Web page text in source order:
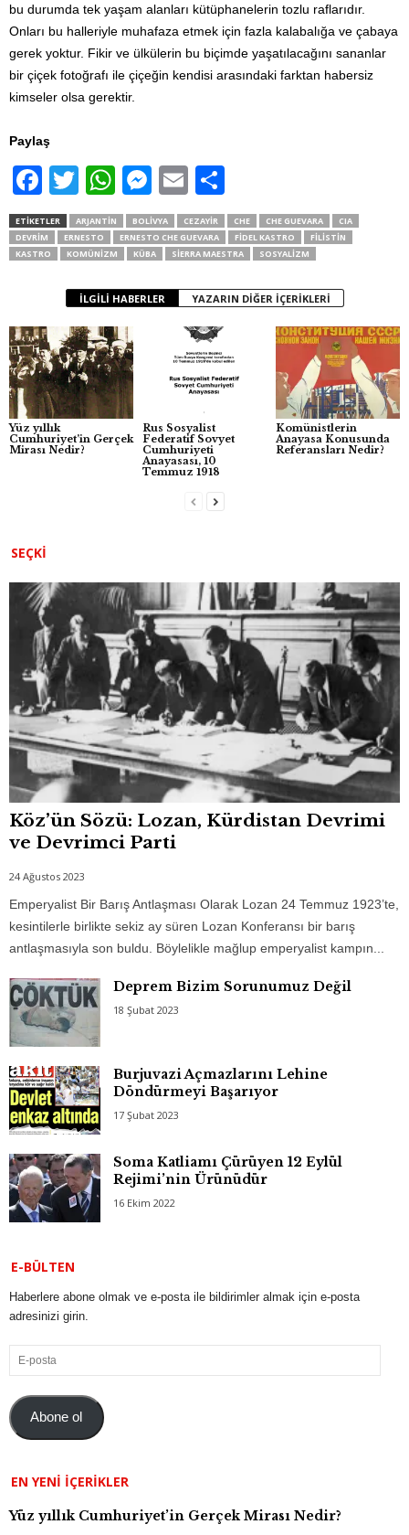
bu durumda tek yaşam alanları kütüphanelerin tozlu raflarıdır.
Onları bu halleriyle muhafaza etmek için fazla kalabalığa ve çabaya
gerek yoktur. Fikir ve ülkülerin bu biçimde yaşatılacağını sananlar
bir çiçek fotoğrafı ile çiçeğin kendisi arasındaki farktan habersiz
kimseler olsa gerektir.
Paylaş
F
a
c
e
o
o
k
T
wi
tt
er
W
h
at
s
A
p
p
M
e
ss
e
n
er
E
m
ail
h
ar
e
ETIKETLER ARJANTIN BOLIVYA CEZAYIR CHE CHE GUEVARA
CIA
DEVRIM
ERNESTO ERNESTO CHE GUEVARA FIDEL KASTRO
FILISTIN
KASTRO
KOMÜNIZM KÜBA SIERRA MAESTRA SOSYALIZM
İLGILI HABERLER YAZARIN DIĞER İÇERIKLERI
Yüz yıllık
Cumhuriyet’in Gerçek
Mirası Nedir?
Rus Sosyalist
Federatif Sovyet
Cumhuriyeti
Anayasası, 10
Temmuz 1918
Komünistlerin
Anayasa Konusunda
Referansları Nedir?
SEÇKI
Köz’ün Sözü: Lozan, Kürdistan Devrimi
ve Devrimci Parti
24 Ağustos 2023
Emperyalist Bir Barış Antlaşması Olarak Lozan 24 Temmuz 1923’te,
kesintilerle birlikte sekiz ay süren Lozan Konferansı bir barış
antlaşmasıyla son buldu. Böylelikle mağlup emperyalist kampın...
Deprem Bizim Sorunumuz Değil
18 Şubat 2023
Burjuvazi Açmazlarını Lehine
Döndürmeyi Başarıyor
17 Şubat 2023
Soma Katliamı Çürüyen 12 Eylül
Rejimi’nin Ürünüdür
16 Ekim 2022
E-BÜLTEN
Haberlere abone olmak ve e-posta ile bildirimler almak için e-posta
adresinizi girin.
E-
posta
Abone ol
EN YENI İÇERIKLER
Yüz yıllık Cumhuriyet’in Gerçek Mirası Nedir?